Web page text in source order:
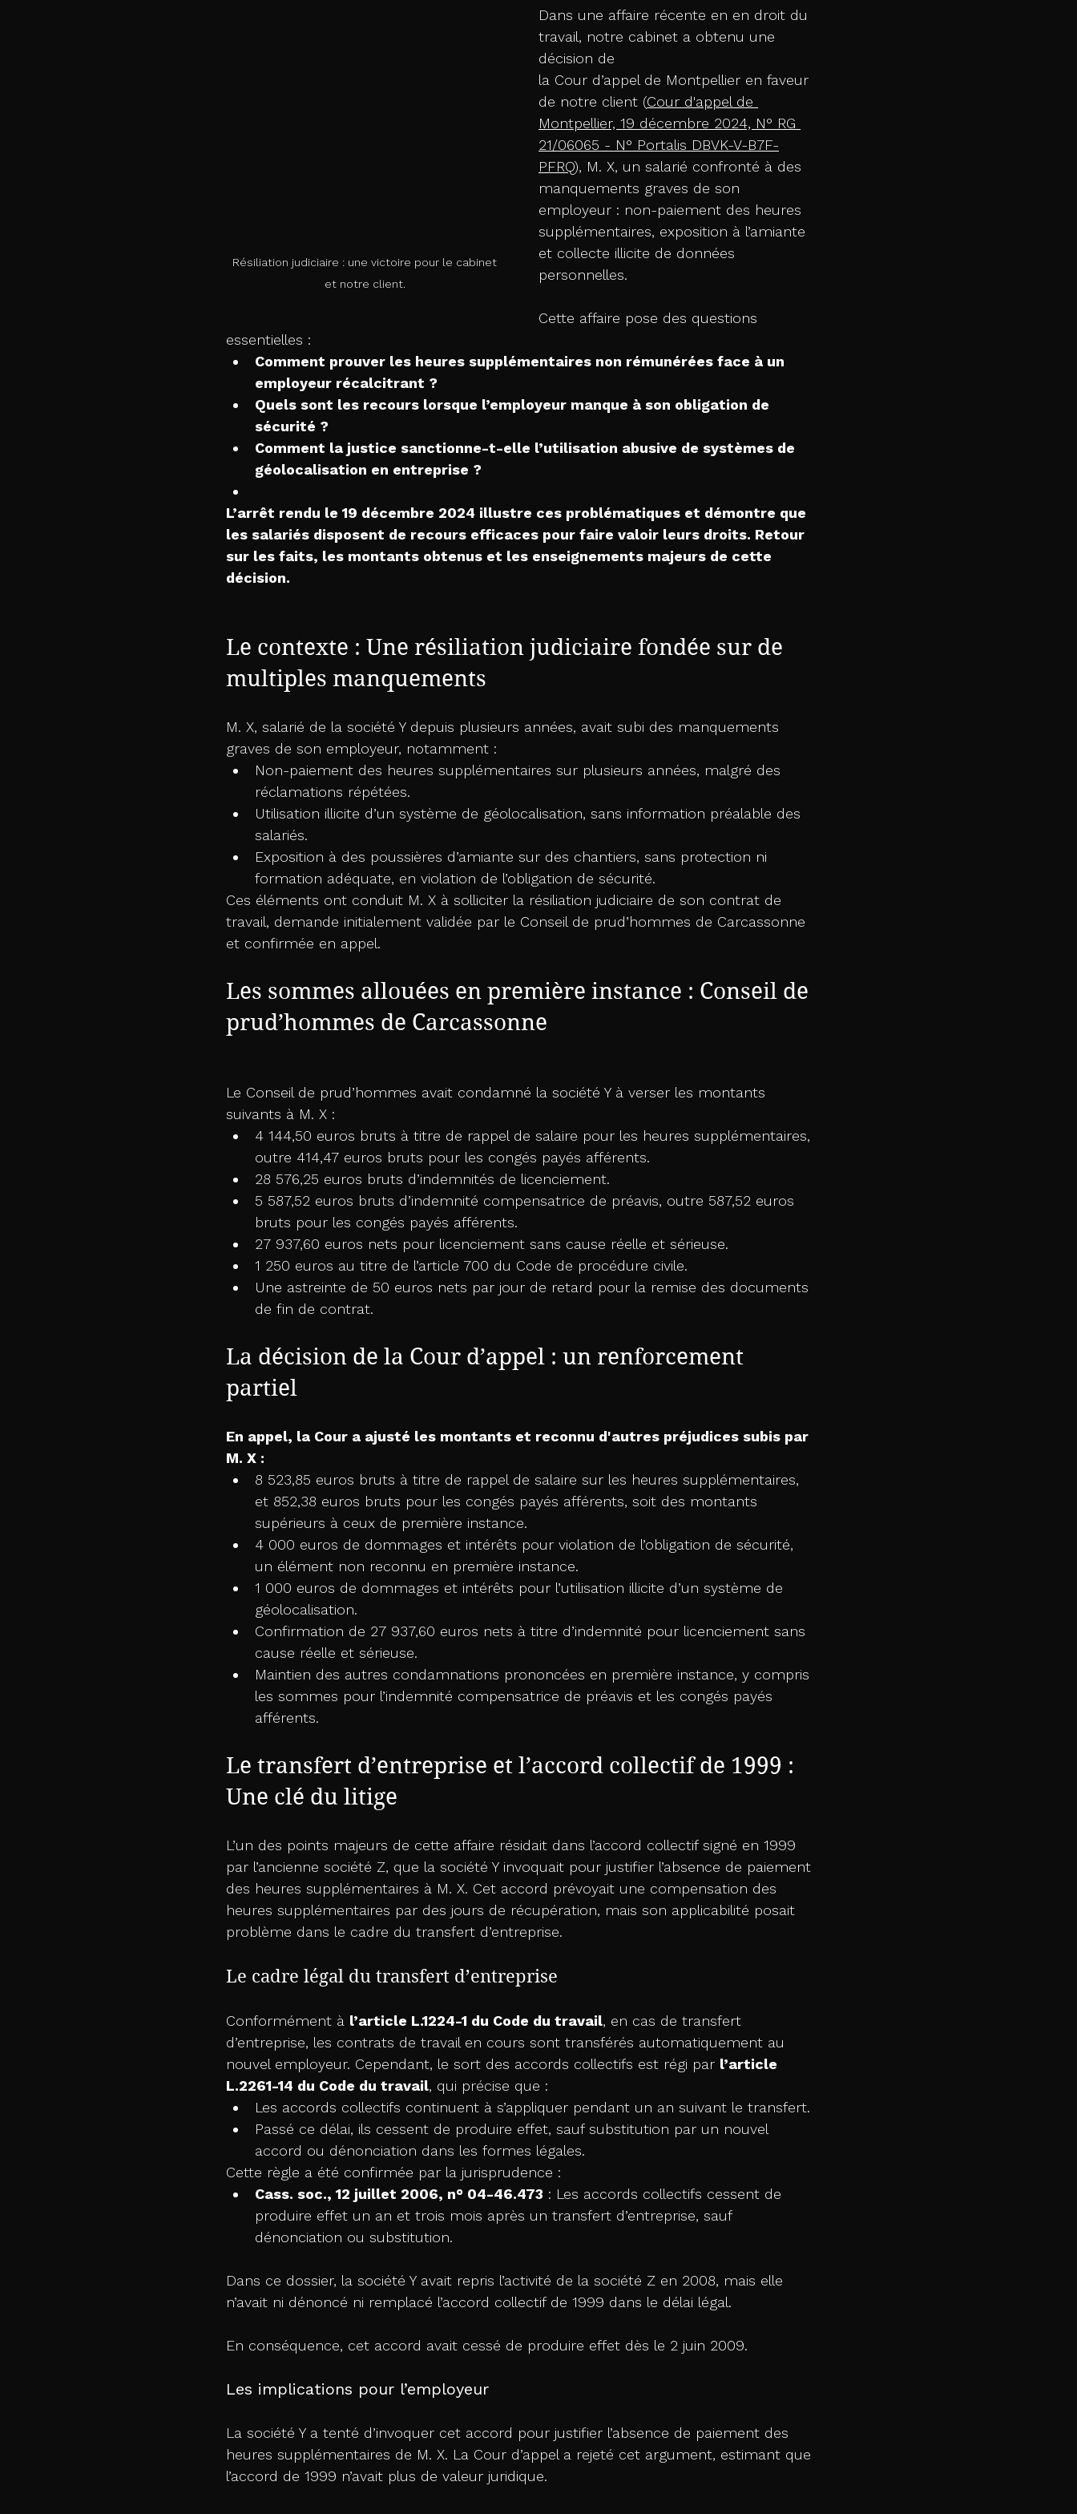
Résiliation judiciaire : une victoire pour le cabinet
et notre client.
Dans une affaire récente en en droit du
travail, notre cabinet a obtenu une
décision de
la Cour d’appel de Montpellier en faveur
de notre client (Cour d'appel de
Montpellier, 19 décembre 2024, N° RG
21/06065 - N° Portalis DBVK-V-B7F-
PFRQ), M. X, un salarié confronté à des
manquements graves de son
employeur : non-paiement des heures
supplémentaires, exposition à l’amiante
et collecte illicite de données
personnelles.
Cette affaire pose des questions
essentielles :
Comment prouver les heures supplémentaires non rémunérées face à un
employeur récalcitrant ?
Quels sont les recours lorsque l’employeur manque à son obligation de
sécurité ?
Comment la justice sanctionne-t-elle l’utilisation abusive de systèmes de
géolocalisation en entreprise ?
L’arrêt rendu le 19 décembre 2024 illustre ces problématiques et démontre que
les salariés disposent de recours efficaces pour faire valoir leurs droits. Retour
sur les faits, les montants obtenus et les enseignements majeurs de cette
décision.
Le contexte : Une résiliation judiciaire fondée sur de
multiples manquements
M. X, salarié de la société Y depuis plusieurs années, avait subi des manquements
graves de son employeur, notamment :
Non-paiement des heures supplémentaires sur plusieurs années, malgré des
réclamations répétées.
Utilisation illicite d’un système de géolocalisation, sans information préalable des
salariés.
Exposition à des poussières d’amiante sur des chantiers, sans protection ni
formation adéquate, en violation de l’obligation de sécurité.
Ces éléments ont conduit M. X à solliciter la résiliation judiciaire de son contrat de
travail, demande initialement validée par le Conseil de prud’hommes de Carcassonne
et confirmée en appel.
Les sommes allouées en première instance : Conseil de
prud’hommes de Carcassonne
Le Conseil de prud’hommes avait condamné la société Y à verser les montants
suivants à M. X :
4 144,50 euros bruts à titre de rappel de salaire pour les heures supplémentaires,
outre 414,47 euros bruts pour les congés payés afférents.
28 576,25 euros bruts d’indemnités de licenciement.
5 587,52 euros bruts d’indemnité compensatrice de préavis, outre 587,52 euros
bruts pour les congés payés afférents.
27 937,60 euros nets pour licenciement sans cause réelle et sérieuse.
1 250 euros au titre de l’article 700 du Code de procédure civile.
Une astreinte de 50 euros nets par jour de retard pour la remise des documents
de fin de contrat.
La décision de la Cour d’appel : un renforcement
partiel
En appel, la Cour a ajusté les montants et reconnu d'autres préjudices subis par
M. X :
8 523,85 euros bruts à titre de rappel de salaire sur les heures supplémentaires,
et 852,38 euros bruts pour les congés payés afférents, soit des montants
supérieurs à ceux de première instance.
4 000 euros de dommages et intérêts pour violation de l’obligation de sécurité,
un élément non reconnu en première instance.
1 000 euros de dommages et intérêts pour l’utilisation illicite d’un système de
géolocalisation.
Confirmation de 27 937,60 euros nets à titre d’indemnité pour licenciement sans
cause réelle et sérieuse.
Maintien des autres condamnations prononcées en première instance, y compris
les sommes pour l’indemnité compensatrice de préavis et les congés payés
afférents.
Le transfert d’entreprise et l’accord collectif de 1999 :
Une clé du litige
L’un des points majeurs de cette affaire résidait dans l’accord collectif signé en 1999
par l’ancienne société Z, que la société Y invoquait pour justifier l’absence de paiement
des heures supplémentaires à M. X. Cet accord prévoyait une compensation des
heures supplémentaires par des jours de récupération, mais son applicabilité posait
problème dans le cadre du transfert d’entreprise.
Le cadre légal du transfert d’entreprise
Conformément à l’article L.1224-1 du Code du travail, en cas de transfert
d’entreprise, les contrats de travail en cours sont transférés automatiquement au
nouvel employeur. Cependant, le sort des accords collectifs est régi par l’article
L.2261-14 du Code du travail, qui précise que :
Les accords collectifs continuent à s’appliquer pendant un an suivant le transfert.
Passé ce délai, ils cessent de produire effet, sauf substitution par un nouvel
accord ou dénonciation dans les formes légales.
Cette règle a été confirmée par la jurisprudence :
Cass. soc., 12 juillet 2006, n° 04-46.473 : Les accords collectifs cessent de
produire effet un an et trois mois après un transfert d’entreprise, sauf
dénonciation ou substitution.
Dans ce dossier, la société Y avait repris l’activité de la société Z en 2008, mais elle
n’avait ni dénoncé ni remplacé l’accord collectif de 1999 dans le délai légal.
En conséquence, cet accord avait cessé de produire effet dès le 2 juin 2009.
Les implications pour l’employeur
La société Y a tenté d’invoquer cet accord pour justifier l’absence de paiement des
heures supplémentaires de M. X. La Cour d’appel a rejeté cet argument, estimant que
l’accord de 1999 n’avait plus de valeur juridique.